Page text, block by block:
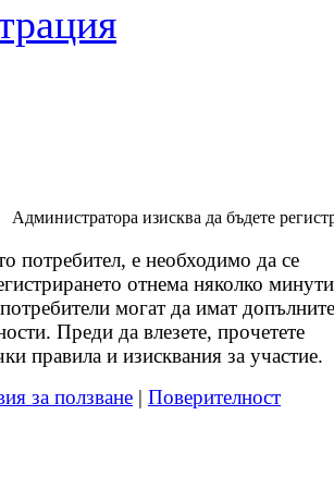
Администратора изисква да бъдете
потребител, е необходимо да се
отнема няколко
могат да имат
Преди да влезете, прочетете
правила и изисквания за участие.
за ползване | Поверителност